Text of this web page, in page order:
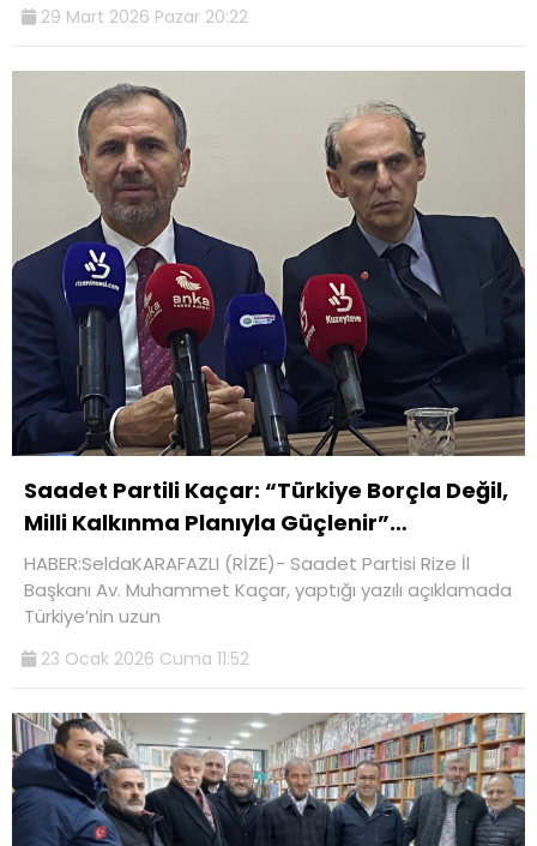
29 Mart 2026 Pazar 20:22
Saadet Partili Kaçar: “Türkiye Borçla Değil,
Milli Kalkınma Planıyla Güçlenir”…
HABER:SeldaKARAFAZLI (RİZE)- Saadet Partisi Rize İl
Başkanı Av. Muhammet Kaçar, yaptığı yazılı açıklamada
Türkiye’nin uzun
23 Ocak 2026 Cuma 11:52